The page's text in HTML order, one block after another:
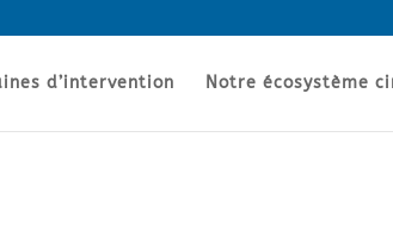
d’intervention Notre écosystème